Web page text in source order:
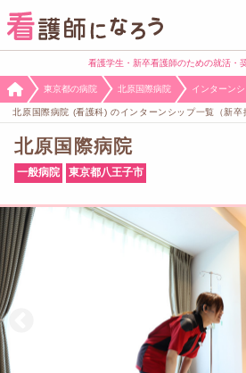
看護学生・新卒看護師のための就活・
東京都の病院 北原国際病院 インターン
北原国際病院 (看護科) のインターンシップ一覧（新卒
北原国際病院
一般病院 東京都八王子市